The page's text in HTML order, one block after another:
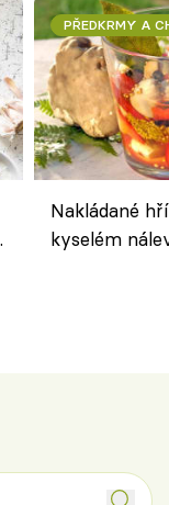
PŘEDKRMY A
Nakládané
kyselém